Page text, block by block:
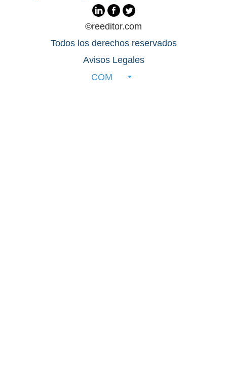
©reeditor.com
Todos los derechos reservados
Avisos Legales